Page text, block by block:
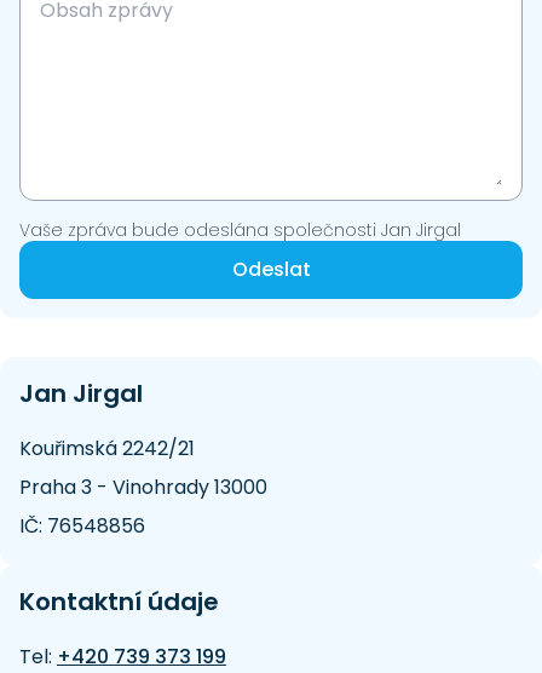
Vaše zpráva bude odeslána společnosti Jan Jirgal
Odeslat
Jan Jirgal
Kouřimská 2242/21
Praha 3 - Vinohrady 13000
IČ: 76548856
Kontaktní údaje
Tel: +420 739 373 199